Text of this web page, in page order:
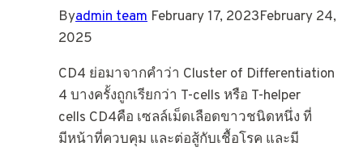
Byadmin team February 17, 2023February 24,
2025
CD4 ย่อมาจากคำว่า Cluster of Differentiation
4 บางครั้งถูกเรียกว่า T-cells หรือ T-helper
cells CD4คือ เซลล์เม็ดเลือดขาวชนิดหนึ่ง ที่
มีหน้าที่ควบคุม และต่อสู้กับเชื้อโรค และมี